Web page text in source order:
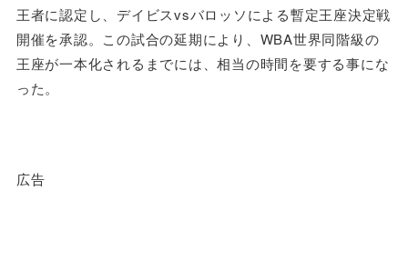
王者に認定し、デイビスvsバロッソによる暫定王座決定戦
開催を承認。この試合の延期により、WBA世界同階級の
王座が一本化されるまでには、相当の時間を要する事にな
った。
広告